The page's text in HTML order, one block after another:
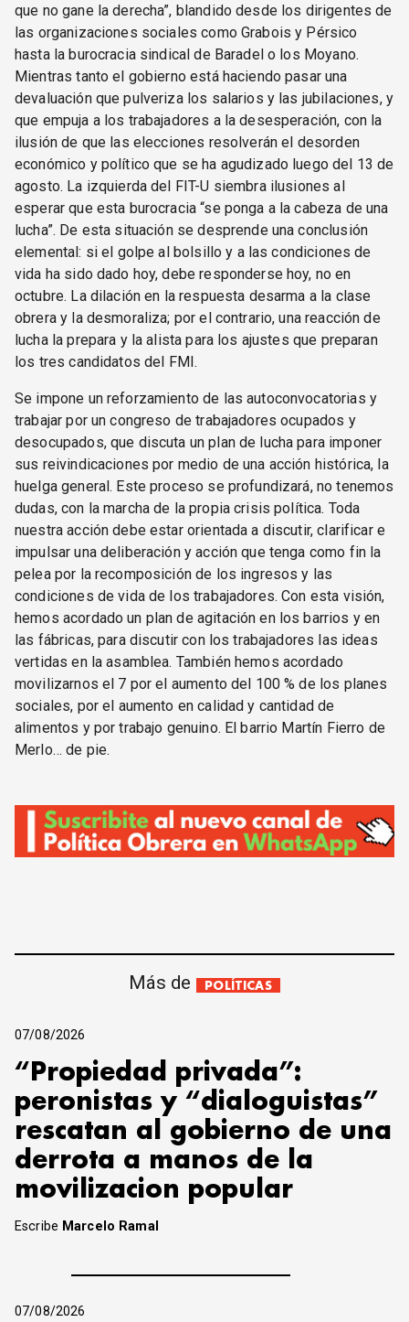
que no gane la derecha”, blandido desde los dirigentes de
las organizaciones sociales como Grabois y Pérsico
hasta la burocracia sindical de Baradel o los Moyano.
Mientras tanto el gobierno está haciendo pasar una
devaluación que pulveriza los salarios y las jubilaciones, y
que empuja a los trabajadores a la desesperación, con la
ilusión de que las elecciones resolverán el desorden
económico y político que se ha agudizado luego del 13 de
agosto. La izquierda del FIT-U siembra ilusiones al
esperar que esta burocracia “se ponga a la cabeza de una
lucha”. De esta situación se desprende una conclusión
elemental: si el golpe al bolsillo y a las condiciones de
vida ha sido dado hoy, debe responderse hoy, no en
octubre. La dilación en la respuesta desarma a la clase
obrera y la desmoraliza; por el contrario, una reacción de
lucha la prepara y la alista para los ajustes que preparan
los tres candidatos del FMI.
Se impone un reforzamiento de las autoconvocatorias y
trabajar por un congreso de trabajadores ocupados y
desocupados, que discuta un plan de lucha para imponer
sus reivindicaciones por medio de una acción histórica, la
huelga general. Este proceso se profundizará, no tenemos
dudas, con la marcha de la propia crisis política. Toda
nuestra acción debe estar orientada a discutir, clarificar e
impulsar una deliberación y acción que tenga como fin la
pelea por la recomposición de los ingresos y las
condiciones de vida de los trabajadores. Con esta visión,
hemos acordado un plan de agitación en los barrios y en
las fábricas, para discutir con los trabajadores las ideas
vertidas en la asamblea. También hemos acordado
movilizarnos el 7 por el aumento del 100 % de los planes
sociales, por el aumento en calidad y cantidad de
alimentos y por trabajo genuino. El barrio Martín Fierro de
Merlo… de pie.
Más de POLÍTICAS
07/08/2026
“Propiedad privada”:
peronistas y “dialoguistas”
rescatan al gobierno de una
derrota a manos de la
movilizacion popular
Escribe Marcelo Ramal
07/08/2026